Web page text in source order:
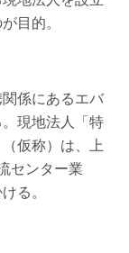
目的。
係にあるエバ
現地法人「特
仮称）は、上
センター業
る。